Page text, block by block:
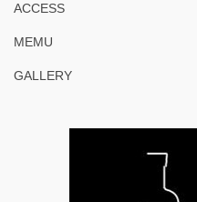
ACCESS
MEMU
GALLERY